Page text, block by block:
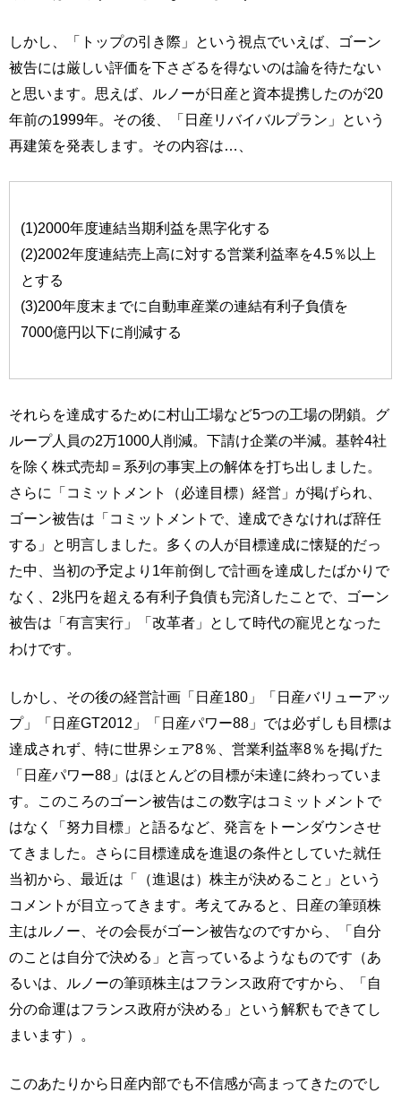
しかし、「トップの引き際」という視点でいえば、ゴーン
被告には厳しい評価を下さざるを得ないのは論を待たない
と思います。思えば、ルノーが日産と資本提携したのが20
年前の1999年。その後、「日産リバイバルプラン」という
再建策を発表します。その内容は…、
(1)2000年度連結当期利益を黒字化する
(2)2002年度連結売上高に対する営業利益率を4.5％以上
とする
(3)200年度末までに自動車産業の連結有利子負債を
7000億円以下に削減する
それらを達成するために村山工場など5つの工場の閉鎖。グ
ループ人員の2万1000人削減。下請け企業の半減。基幹4社
を除く株式売却＝系列の事実上の解体を打ち出しました。
さらに「コミットメント（必達目標）経営」が掲げられ、
ゴーン被告は「コミットメントで、達成できなければ辞任
する」と明言しました。多くの人が目標達成に懐疑的だっ
た中、当初の予定より1年前倒しで計画を達成したばかりで
なく、2兆円を超える有利子負債も完済したことで、ゴーン
被告は「有言実行」「改革者」として時代の寵児となった
わけです。
しかし、その後の経営計画「日産180」「日産バリューアッ
プ」「日産GT2012」「日産パワー88」では必ずしも目標は
達成されず、特に世界シェア8％、営業利益率8％を掲げた
「日産パワー88」はほとんどの目標が未達に終わっていま
す。このころのゴーン被告はこの数字はコミットメントで
はなく「努力目標」と語るなど、発言をトーンダウンさせ
てきました。さらに目標達成を進退の条件としていた就任
当初から、最近は「（進退は）株主が決めること」という
コメントが目立ってきます。考えてみると、日産の筆頭株
主はルノー、その会長がゴーン被告なのですから、「自分
のことは自分で決める」と言っているようなものです（あ
るいは、ルノーの筆頭株主はフランス政府ですから、「自
分の命運はフランス政府が決める」という解釈もできてし
まいます）。
このあたりから日産内部でも不信感が高まってきたのでし